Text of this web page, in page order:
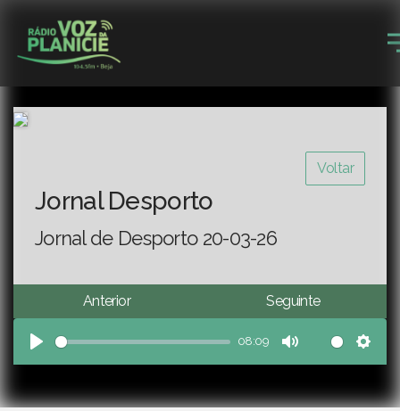
Voltar
Jornal Desporto
Jornal de Desporto 20-03-26
Anterior Seguinte
Play
08:09
Mute